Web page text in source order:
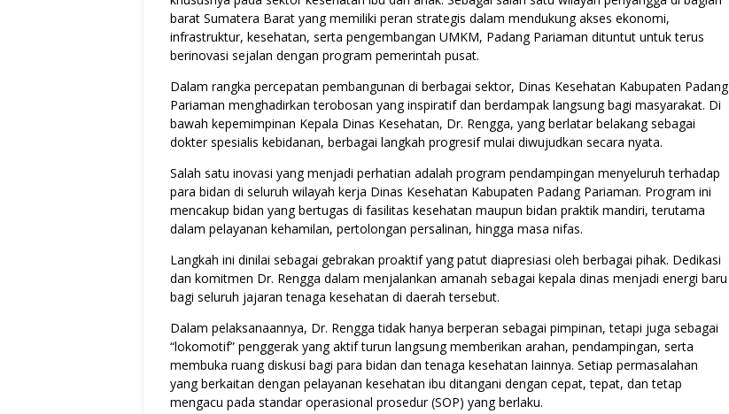
barat Sumatera Barat yang memiliki peran strategis dalam mendukung akses ekonomi,
infrastruktur, kesehatan, serta pengembangan UMKM, Padang Pariaman dituntut untuk terus
berinovasi sejalan dengan program pemerintah pusat.
Dalam rangka percepatan pembangunan di berbagai sektor, Dinas Kesehatan Kabupaten Padang
Pariaman menghadirkan terobosan yang inspiratif dan berdampak langsung bagi masyarakat. Di
bawah kepemimpinan Kepala Dinas Kesehatan, Dr. Rengga, yang berlatar belakang sebagai
dokter spesialis kebidanan, berbagai langkah progresif mulai diwujudkan secara nyata.
Salah satu inovasi yang menjadi perhatian adalah program pendampingan menyeluruh terhadap
para bidan di seluruh wilayah kerja Dinas Kesehatan Kabupaten Padang Pariaman. Program ini
mencakup bidan yang bertugas di fasilitas kesehatan maupun bidan praktik mandiri, terutama
dalam pelayanan kehamilan, pertolongan persalinan, hingga masa nifas.
Langkah ini dinilai sebagai gebrakan proaktif yang patut diapresiasi oleh berbagai pihak. Dedikasi
dan komitmen Dr. Rengga dalam menjalankan amanah sebagai kepala dinas menjadi energi baru
bagi seluruh jajaran tenaga kesehatan di daerah tersebut.
Dalam pelaksanaannya, Dr. Rengga tidak hanya berperan sebagai pimpinan, tetapi juga sebagai
“lokomotif” penggerak yang aktif turun langsung memberikan arahan, pendampingan, serta
membuka ruang diskusi bagi para bidan dan tenaga kesehatan lainnya. Setiap permasalahan
yang berkaitan dengan pelayanan kesehatan ibu ditangani dengan cepat, tepat, dan tetap
mengacu pada standar operasional prosedur (SOP) yang berlaku.